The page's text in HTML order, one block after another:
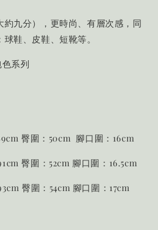
九分），更時尚、有層次感，同
鞋、皮鞋、短靴等。
系列
臀圍：50cm 腳口圍：16cm
臀圍：52cm 腳口圍：16.5cm
臀圍：54cm 腳口圍：17cm